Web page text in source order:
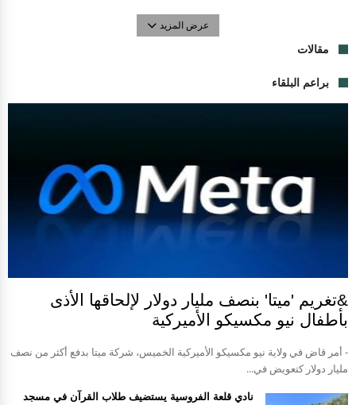
عرض المزيد
مقالات
براعم البلقاء
&تغريم 'ميتا' بنصف مليار دولار لإلحاقها الأذى
بأطفال نيو مكسيكو الأميركية
- أمر قاض في ولاية نيو مكسيكو الأميركية الخميس، شركة ميتا بدفع أكثر من نصف
مليار دولار كتعويض في...
نادي قلعة الفروسية يستضيف طلاب القرآن في مسجد